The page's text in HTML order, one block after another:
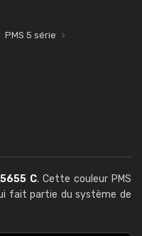
PMS 5 série
5655 C. Cette couleur PMS
fait partie du système de